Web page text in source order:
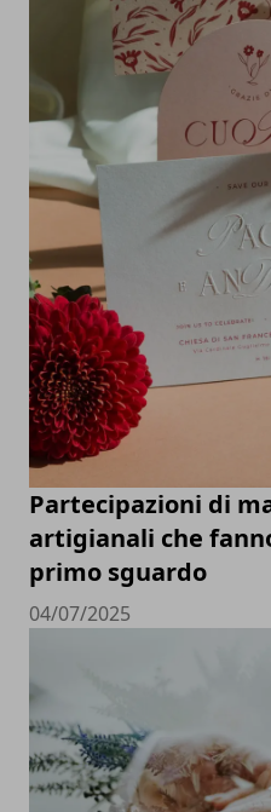
Partecipazioni di
artigianali che
primo sguardo
04/07/2025